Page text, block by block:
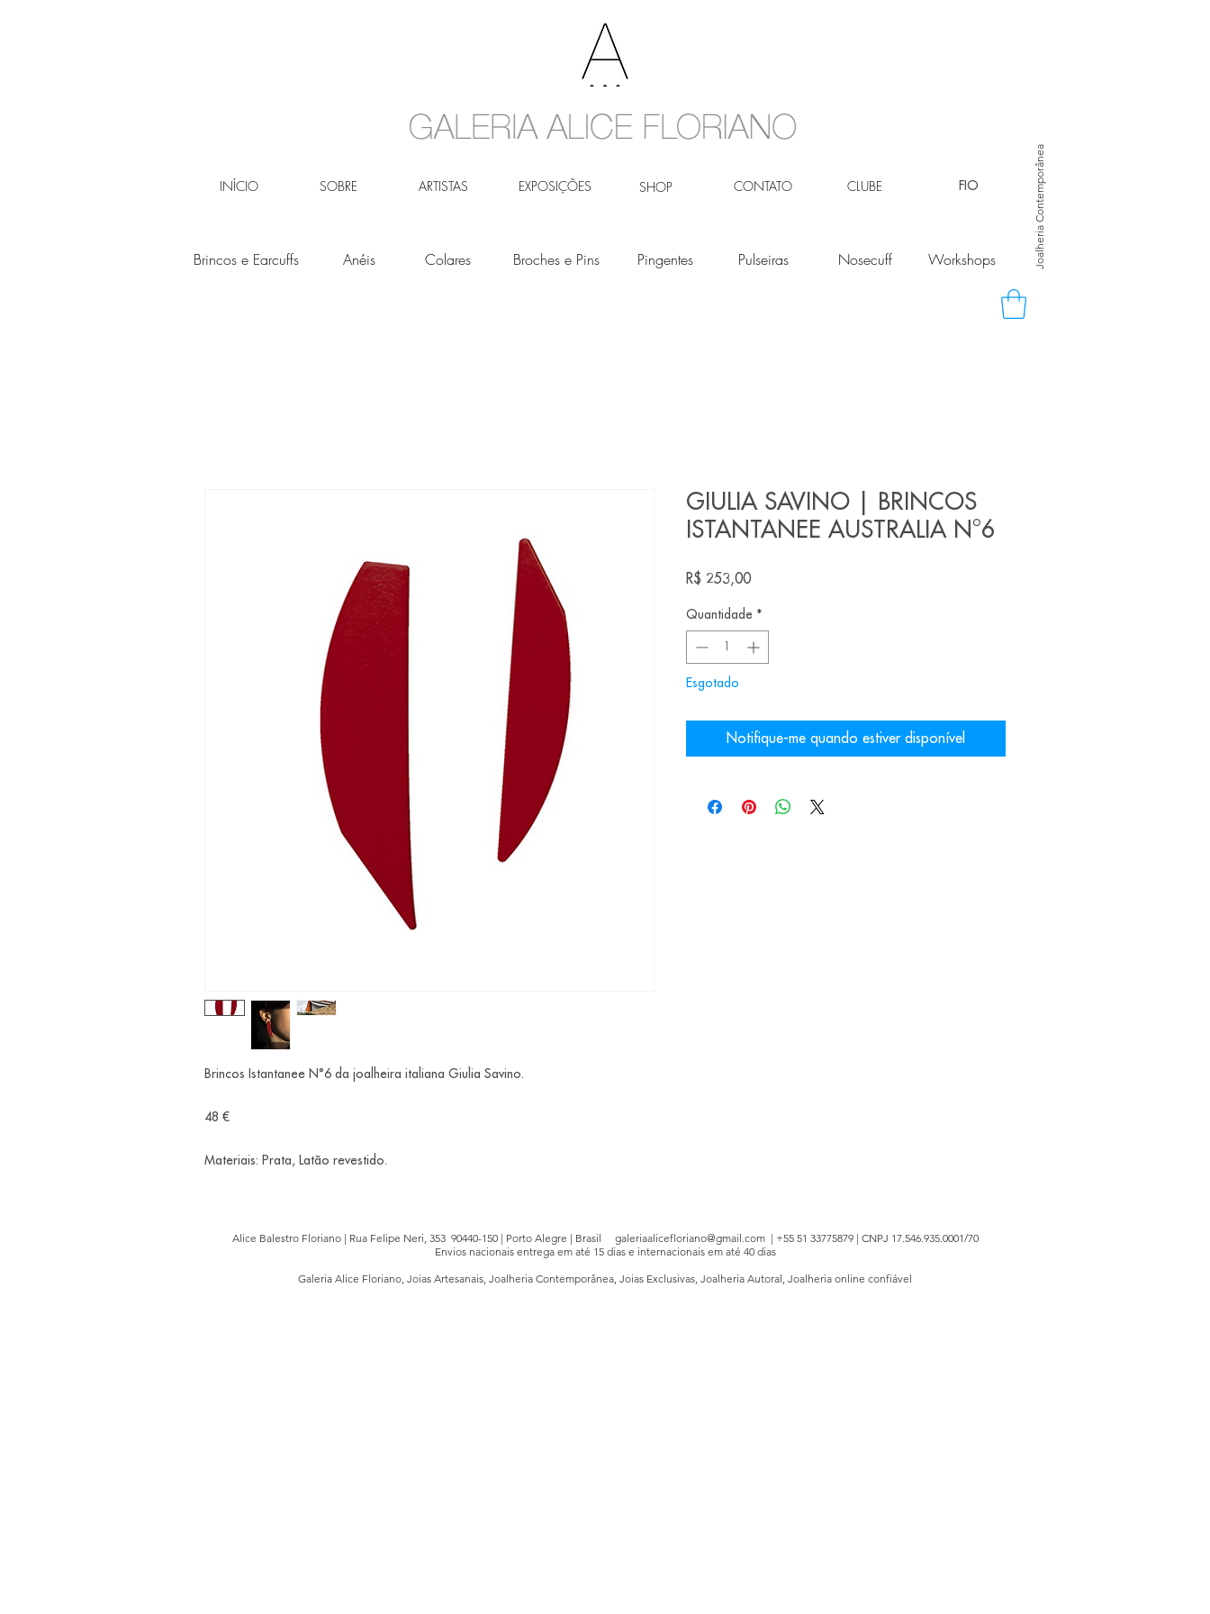
INÍCIO SOBRE ARTISTAS EXPOSIÇÕES SHOP CONTATO CLUBE Joalheria Contemporânea
FIO
Brincos e Earcuffs Anéis Colares Broches e Pins Pingentes Pulseiras Nosecuff Workshops
Brincos Istantanee N°6 da joalheira italiana Giulia Savino.
48 €
Materiais: Prata, Latão revestido.
GIULIA SAVINO | BRINCOS
ISTANTANEE AUSTRALIA N°6
R$ 253,00Preço
Quantidade *
Esgotado
Notifique-me quando estiver disponível
Alice Balestro Floriano | Rua Felipe Neri, 353 90440-150 | Porto Alegre | Brasil galeriaalicefloriano@gmail.com| +55 51 33775879 | CNPJ 17.546.935.0001/70
Envios nacionais entrega em até 15 dias e internacionais em até 40 dias
Galeria Alice Floriano, Joias Artesanais, Joalheria Contemporânea, Joias Exclusivas, Joalheria Autoral, Joalheria online confiável